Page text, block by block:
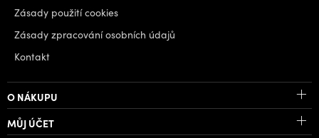
Zásady použití cookies
Zásady zpracování osobních údajů
Kontakt
O NÁKUPU
MŮJ ÚČET